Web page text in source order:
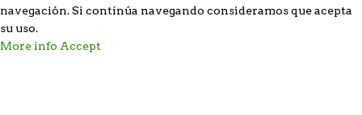
navegación. Si continúa navegando consideramos que acepta
su uso.
More info Accept